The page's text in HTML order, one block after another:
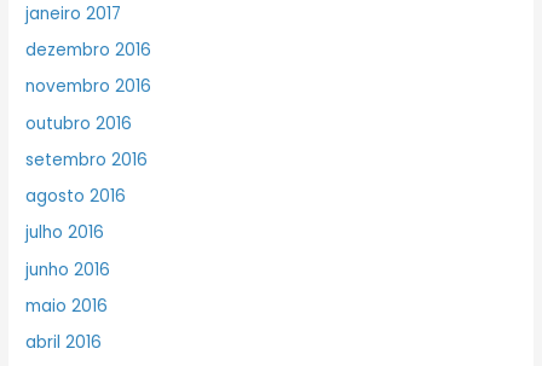
janeiro 2017
dezembro 2016
novembro 2016
outubro 2016
setembro 2016
agosto 2016
julho 2016
junho 2016
maio 2016
abril 2016